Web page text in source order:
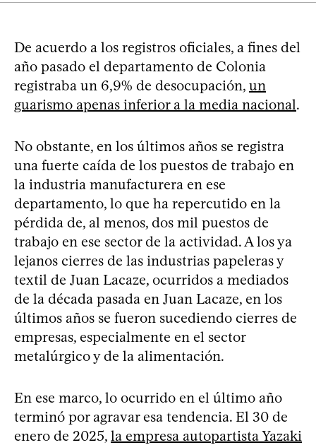
De acuerdo a los registros oficiales, a fines del
año pasado el departamento de Colonia
registraba un 6,9% de desocupación, un
guarismo apenas inferior a la media nacional.
No obstante, en los últimos años se registra
una fuerte caída de los puestos de trabajo en
la industria manufacturera en ese
departamento, lo que ha repercutido en la
pérdida de, al menos, dos mil puestos de
trabajo en ese sector de la actividad. A los ya
lejanos cierres de las industrias papeleras y
textil de Juan Lacaze, ocurridos a mediados
de la década pasada en Juan Lacaze, en los
últimos años se fueron sucediendo cierres de
empresas, especialmente en el sector
metalúrgico y de la alimentación.
En ese marco, lo ocurrido en el último año
terminó por agravar esa tendencia. El 30 de
enero de 2025, la empresa autopartista Yazaki